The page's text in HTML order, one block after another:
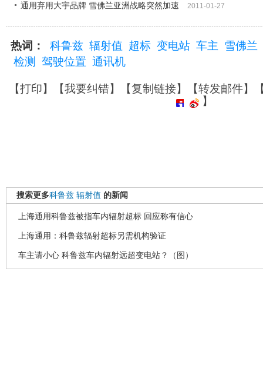
通用弃用大宇品牌 雪佛兰亚洲战略突然加速
2011-01-27
热词： 科鲁兹 辐射值 超标 变电站 车主
雪佛兰
检测
驾驶位置 通讯机
【打印】【我要纠错】【复制链接】【转发邮件】
】
搜索更多科鲁兹 辐射值 的新闻
上海通用科鲁兹被指车内辐射超标 回应称有信心
上海通用：科鲁兹辐射超标另需机构验证
车主请小心 科鲁兹车内辐射远超变电站？（图）